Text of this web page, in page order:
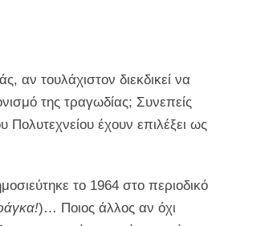
αν τουλάχιστον διεκδικεί να
της τραγωδίας; Συνεπείς
έχουν επιλέξει ως
το 1964 στο περιοδικό
)… Ποιος άλλος αν όχι